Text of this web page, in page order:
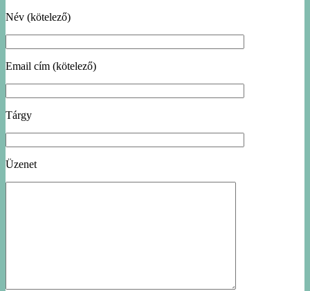
Név (kötelező)
Email cím (kötelező)
Tárgy
Üzenet